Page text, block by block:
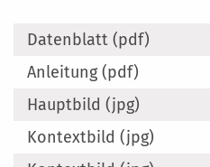
Datenblatt (pdf)
Anleitung (pdf)
Hauptbild (jpg)
Kontextbild (jpg)